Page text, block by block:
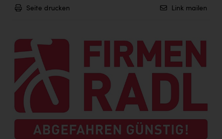
Seite drucken Link mailen